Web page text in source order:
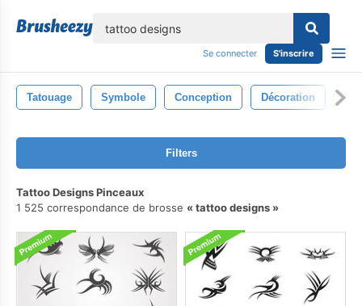
Se connecter S'inscrire
Tatouage Symbole Conception Décoration
Filters
Tattoo Designs Pinceaux
1 525 correspondance de brosse
tattoo designs